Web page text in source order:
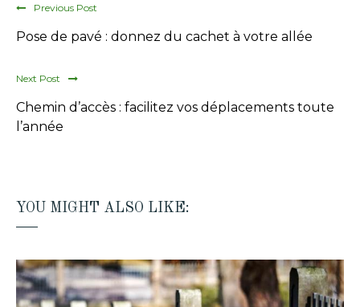
Previous Post
Pose de pavé : donnez du cachet à votre allée
Next Post
Chemin d’accès : facilitez vos déplacements toute
l’année
YOU MIGHT ALSO LIKE: